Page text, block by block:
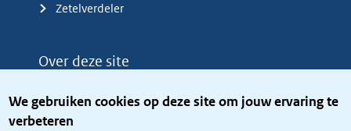
We gebruiken cookies op deze site om jouw ervaring te
verbeteren
Zetelverdeler
Over deze site
Privacy